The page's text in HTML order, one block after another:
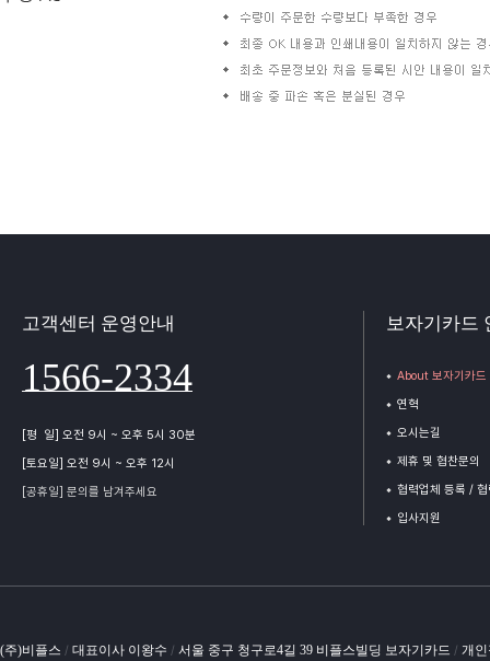
고객센터 운영안내
1566-2334
[평 일] 오전 9시 ~ 오후 5시 30분
[토요일] 오전 9시 ~ 오후 12시
[공휴일] 문의를 남겨주세요
보자기카드
About 보자기카드
연혁
오시는길
제휴 및 협찬문의
협력업체 등록 /
입사지원
(주)비플스 / 대표이사 이왕수 / 서울 중구 청구로4길 39 비플스빌딩 보자기카드 / 개